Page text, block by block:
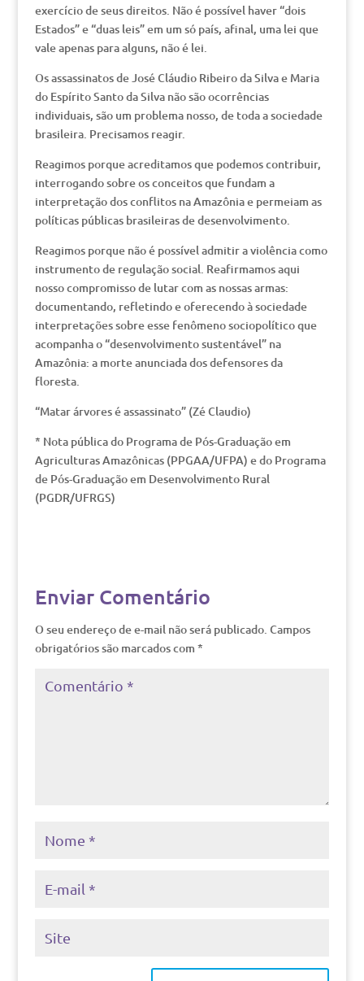
exercício de seus direitos. Não é possível haver “dois
Estados” e “duas leis” em um só país, afinal, uma lei que
vale apenas para alguns, não é lei.
Os assassinatos de José Cláudio Ribeiro da Silva e Maria
do Espírito Santo da Silva não são ocorrências
individuais, são um problema nosso, de toda a sociedade
brasileira. Precisamos reagir.
Reagimos porque acreditamos que podemos contribuir,
interrogando sobre os conceitos que fundam a
interpretação dos conflitos na Amazônia e permeiam as
políticas públicas brasileiras de desenvolvimento.
Reagimos porque não é possível admitir a violência como
instrumento de regulação social. Reafirmamos aqui
nosso compromisso de lutar com as nossas armas:
documentando, refletindo e oferecendo à sociedade
interpretações sobre esse fenômeno sociopolítico que
acompanha o “desenvolvimento sustentável” na
Amazônia: a morte anunciada dos defensores da
floresta.
“Matar árvores é assassinato” (Zé Claudio)
* Nota pública do Programa de Pós-Graduação em
Agriculturas Amazônicas (PPGAA/UFPA) e do Programa
de Pós-Graduação em Desenvolvimento Rural
(PGDR/UFRGS)
Enviar Comentário
O seu endereço de e-mail não será publicado. Campos
obrigatórios são marcados com *